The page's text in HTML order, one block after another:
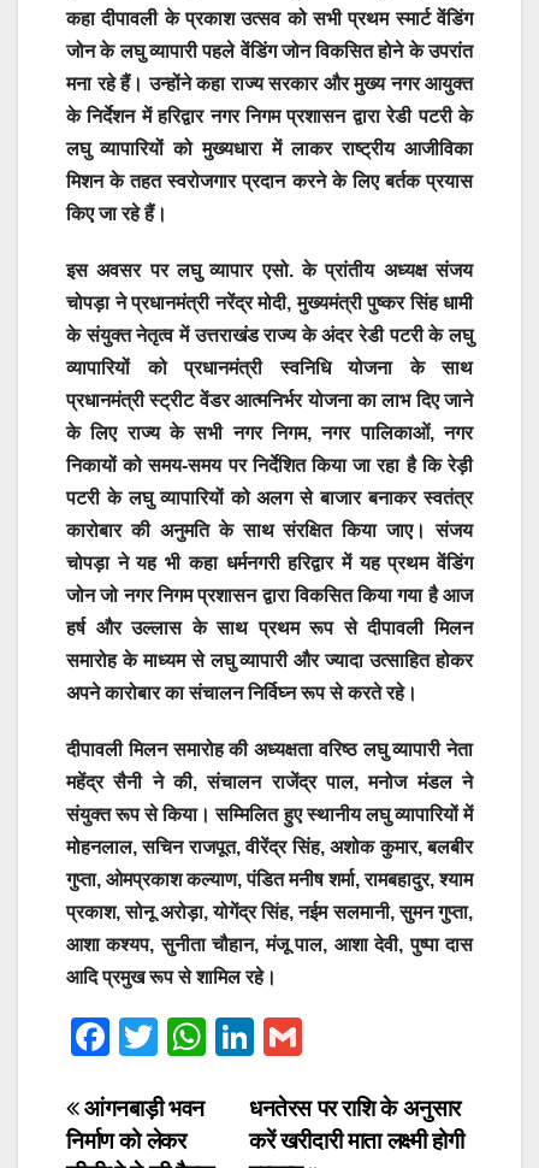
कहा दीपावली के प्रकाश उत्सव को सभी प्रथम स्मार्ट वेंडिंग
जोन के लघु व्यापारी पहले वेंडिंग जोन विकसित होने के उपरांत
मना रहे हैं। उन्होंने कहा राज्य सरकार और मुख्य नगर आयुक्त
के निर्देशन में हरिद्वार नगर निगम प्रशासन द्वारा रेडी पटरी के
लघु व्यापारियों को मुख्यधारा में लाकर राष्ट्रीय आजीविका
मिशन के तहत स्वरोजगार प्रदान करने के लिए बर्तक प्रयास
किए जा रहे हैं।
इस अवसर पर लघु व्यापार एसो. के प्रांतीय अध्यक्ष संजय
चोपड़ा ने प्रधानमंत्री नरेंद्र मोदी, मुख्यमंत्री पुष्कर सिंह धामी
के संयुक्त नेतृत्व में उत्तराखंड राज्य के अंदर रेडी पटरी के लघु
व्यापारियों को प्रधानमंत्री स्वनिधि योजना के साथ
प्रधानमंत्री स्ट्रीट वेंडर आत्मनिर्भर योजना का लाभ दिए जाने
के लिए राज्य के सभी नगर निगम, नगर पालिकाओं, नगर
निकायों को समय-समय पर निर्देशित किया जा रहा है कि रेड़ी
पटरी के लघु व्यापारियों को अलग से बाजार बनाकर स्वतंत्र
कारोबार की अनुमति के साथ संरक्षित किया जाए। संजय
चोपड़ा ने यह भी कहा धर्मनगरी हरिद्वार में यह प्रथम वेंडिंग
जोन जो नगर निगम प्रशासन द्वारा विकसित किया गया है आज
हर्ष और उल्लास के साथ प्रथम रूप से दीपावली मिलन
समारोह के माध्यम से लघु व्यापारी और ज्यादा उत्साहित होकर
अपने कारोबार का संचालन निर्विघ्न रूप से करते रहे।
दीपावली मिलन समारोह की अध्यक्षता वरिष्ठ लघु व्यापारी नेता
महेंद्र सैनी ने की, संचालन राजेंद्र पाल, मनोज मंडल ने
संयुक्त रूप से किया। सम्मिलित हुए स्थानीय लघु व्यापारियों में
मोहनलाल, सचिन राजपूत, वीरेंद्र सिंह, अशोक कुमार, बलबीर
गुप्ता, ओमप्रकाश कल्याण, पंडित मनीष शर्मा, रामबहादुर, श्याम
प्रकाश, सोनू अरोड़ा, योगेंद्र सिंह, नईम सलमानी, सुमन गुप्ता,
आशा कश्यप, सुनीता चौहान, मंजू पाल, आशा देवी, पुष्पा दास
आदि प्रमुख रूप से शामिल रहे।
F
c
e
T
tt
er
W
Li
k
e
ail
Post
धनतेरस पर राशि के अनुसार
करें खरीदारी माता लक्ष्मी होगी
आंगनबाड़ी भवन
निर्माण को लेकर